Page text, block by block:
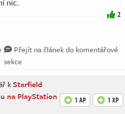
2
Přejít na článek do komentářové
sekce
kStarfield
na PlayStation
1 AP 1 XP